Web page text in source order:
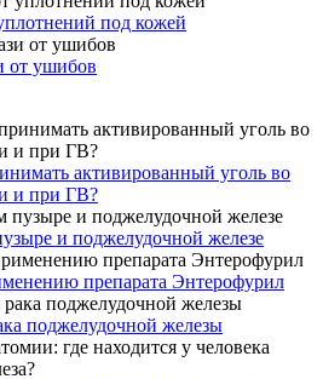
под кожей
от ушибов
активированный уголь во
и при ГВ?
и поджелудочной железе
препарата Энтерофурил
поджелудочной железы